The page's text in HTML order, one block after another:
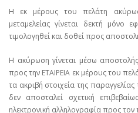
Η εκ μέρους του πελάτη
μεταμελείας γίνεται δεκτή μόνο
τιμολογηθεί και δοθεί προς
Η ακύρωση γίνεται μέσω
προς την ΕΤΑΙΡΕΙΑ εκ μέρους του
τα ακριβή στοιχεία της
δεν αποσταλεί σχετική
ηλεκτρονική αλληλογραφία προς τον